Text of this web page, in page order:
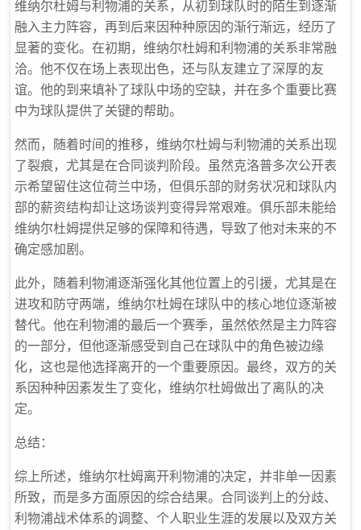
维纳尔杜姆与利物浦的关系，从初到球队时的陌生到逐渐
融入主力阵容，再到后来因种种原因的渐行渐远，经历了
显著的变化。在初期，维纳尔杜姆和利物浦的关系非常融
洽。他不仅在场上表现出色，还与队友建立了深厚的友
谊。他的到来填补了球队中场的空缺，并在多个重要比赛
中为球队提供了关键的帮助。
然而，随着时间的推移，维纳尔杜姆与利物浦的关系出现
了裂痕，尤其是在合同谈判阶段。虽然克洛普多次公开表
示希望留住这位荷兰中场，但俱乐部的财务状况和球队内
部的薪资结构却让这场谈判变得异常艰难。俱乐部未能给
维纳尔杜姆提供足够的保障和待遇，导致了他对未来的不
确定感加剧。
此外，随着利物浦逐渐强化其他位置上的引援，尤其是在
进攻和防守两端，维纳尔杜姆在球队中的核心地位逐渐被
替代。他在利物浦的最后一个赛季，虽然依然是主力阵容
的一部分，但他逐渐感受到自己在球队中的角色被边缘
化，这也是他选择离开的一个重要原因。最终，双方的关
系因种种因素发生了变化，维纳尔杜姆做出了离队的决
定。
总结：
综上所述，维纳尔杜姆离开利物浦的决定，并非单一因素
所致，而是多方面原因的综合结果。合同谈判上的分歧、
利物浦战术体系的调整、个人职业生涯的发展以及双方关